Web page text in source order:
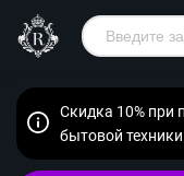
Скидка 10% при
бытовой